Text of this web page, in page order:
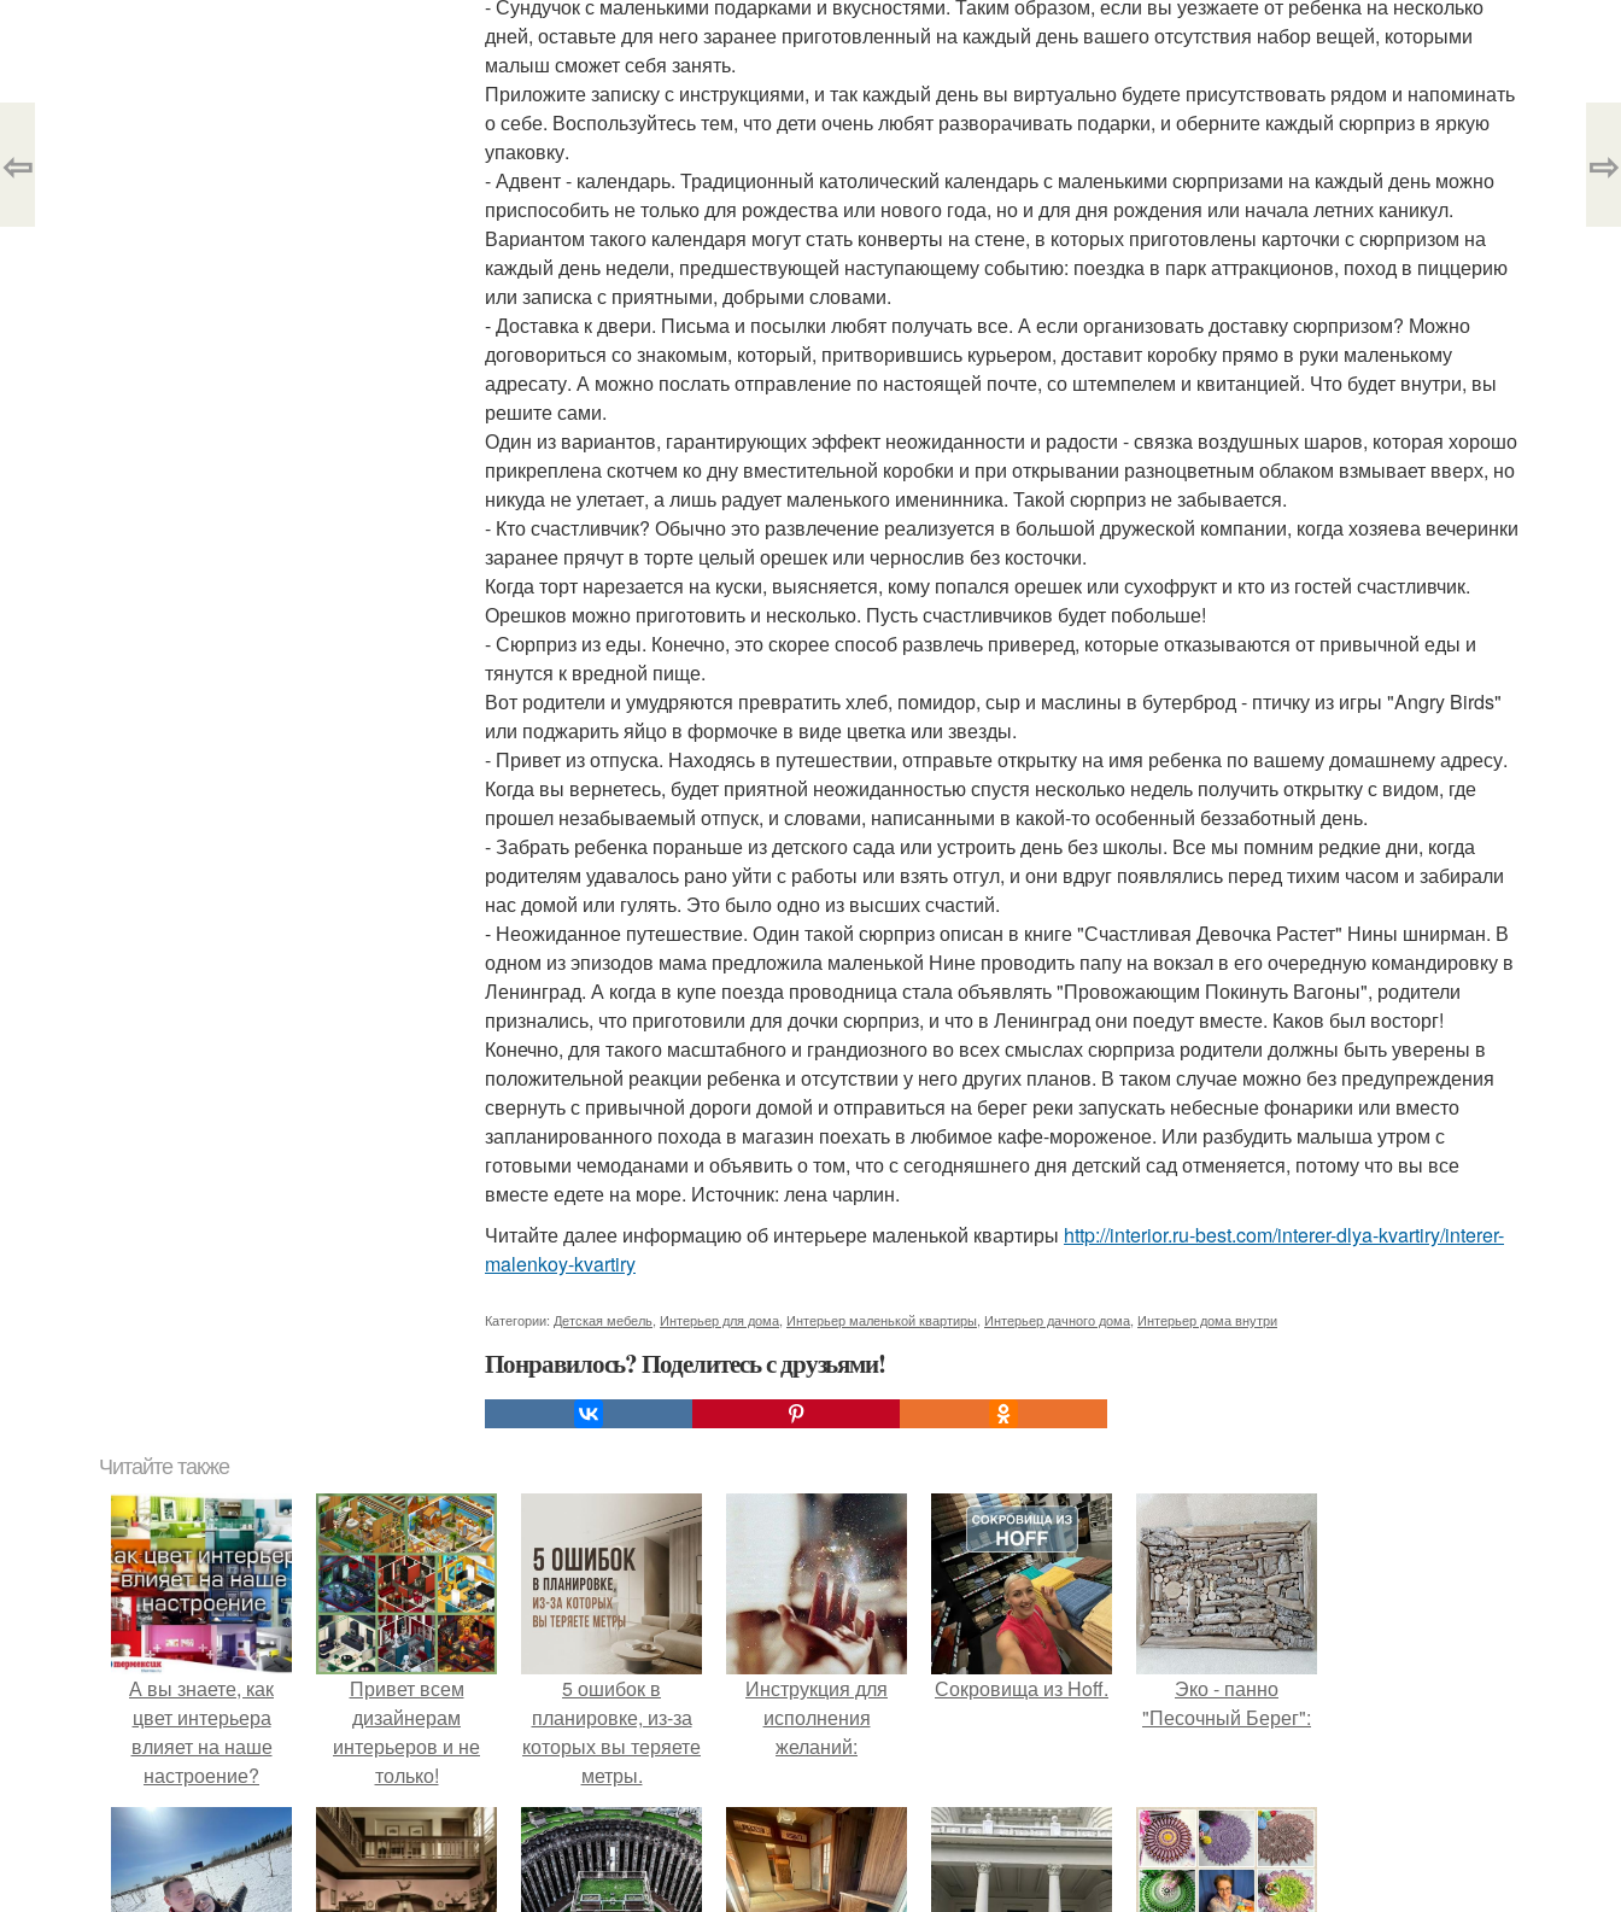
- Сундучок с маленькими подарками и вкусностями. Таким образом, если вы уезжаете от ребенка на несколько
дней, оставьте для него заранее приготовленный на каждый день вашего отсутствия набор вещей, которыми
малыш сможет себя занять.
Приложите записку с инструкциями, и так каждый день вы виртуально будете присутствовать рядом и напоминать
о себе. Воспользуйтесь тем, что дети очень любят разворачивать подарки, и оберните каждый сюрприз в яркую
упаковку.
- Адвент - календарь. Традиционный католический календарь с маленькими сюрпризами на каждый день можно
приспособить не только для рождества или нового года, но и для дня рождения или начала летних каникул.
Вариантом такого календаря могут стать конверты на стене, в которых приготовлены карточки с сюрпризом на
каждый день недели, предшествующей наступающему событию: поездка в парк аттракционов, поход в пиццерию
или записка с приятными, добрыми словами.
- Доставка к двери. Письма и посылки любят получать все. А если организовать доставку сюрпризом? Можно
договориться со знакомым, который, притворившись курьером, доставит коробку прямо в руки маленькому
адресату. А можно послать отправление по настоящей почте, со штемпелем и квитанцией. Что будет внутри, вы
решите сами.
Один из вариантов, гарантирующих эффект неожиданности и радости - связка воздушных шаров, которая хорошо
прикреплена скотчем ко дну вместительной коробки и при открывании разноцветным облаком взмывает вверх, но
никуда не улетает, а лишь радует маленького именинника. Такой сюрприз не забывается.
- Кто счастливчик? Обычно это развлечение реализуется в большой дружеской компании, когда хозяева вечеринки
заранее прячут в торте целый орешек или чернослив без косточки.
Когда торт нарезается на куски, выясняется, кому попался орешек или сухофрукт и кто из гостей счастливчик.
Орешков можно приготовить и несколько. Пусть счастливчиков будет побольше!
- Сюрприз из еды. Конечно, это скорее способ развлечь приверед, которые отказываются от привычной еды и
тянутся к вредной пище.
Вот родители и умудряются превратить хлеб, помидор, сыр и маслины в бутерброд - птичку из игры "Angry Birds"
или поджарить яйцо в формочке в виде цветка или звезды.
- Привет из отпуска. Находясь в путешествии, отправьте открытку на имя ребенка по вашему домашнему адресу.
Когда вы вернетесь, будет приятной неожиданностью спустя несколько недель получить открытку с видом, где
прошел незабываемый отпуск, и словами, написанными в какой-то особенный беззаботный день.
- Забрать ребенка пораньше из детского сада или устроить день без школы. Все мы помним редкие дни, когда
родителям удавалось рано уйти с работы или взять отгул, и они вдруг появлялись перед тихим часом и забирали
нас домой или гулять. Это было одно из высших счастий.
- Неожиданное путешествие. Один такой сюрприз описан в книге "Счастливая Девочка Растет" Нины шнирман. В
одном из эпизодов мама предложила маленькой Нине проводить папу на вокзал в его очередную командировку в
Ленинград. А когда в купе поезда проводница стала объявлять "Провожающим Покинуть Вагоны", родители
признались, что приготовили для дочки сюрприз, и что в Ленинград они поедут вместе. Каков был восторг!
Конечно, для такого масштабного и грандиозного во всех смыслах сюрприза родители должны быть уверены в
положительной реакции ребенка и отсутствии у него других планов. В таком случае можно без предупреждения
свернуть с привычной дороги домой и отправиться на берег реки запускать небесные фонарики или вместо
запланированного похода в магазин поехать в любимое кафе-мороженое. Или разбудить малыша утром с
готовыми чемоданами и объявить о том, что с сегодняшнего дня детский сад отменяется, потому что вы все
вместе едете на море. Источник: лена чарлин.
Читайте далее информацию об интерьере маленькой квартиры http://interior.ru-best.com/interer-dlya-kvartiry/interer-
malenkoy-kvartiry
Категории: Детская мебель Интерьер для дома Интерьер маленькой квартиры Интерьер дачного дома Интерьер дома внутри
Понравилось? Поделитесь с друзьями!
⇦ ⇨
Читайте также
А вы знаете, как
цвет интерьера
влияет на наше
настроение?
Привет всем
дизайнерам
интерьеров и не
только!
5 ошибок в
планировке, из-за
которых вы теряете
метры.
Инструкция для
исполнения
желаний:
Сокровища из Hoff.
Эко - панно
"Песочный Берег":